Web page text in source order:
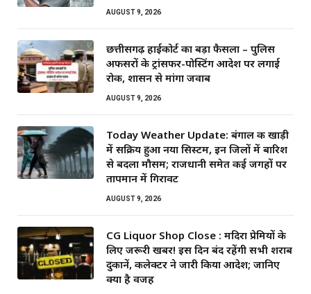
AUGUST 9, 2026
छत्तीसगढ़ हाईकोर्ट का बड़ा फैसला – पुलिस
अफसरों के ट्रांसफर-पोस्टिंग आदेश पर लगाई
रोक, शासन से मांगा जवाब
AUGUST 9, 2026
Today Weather Update: बंगाल की खाड़ी
में सक्रिय हुआ नया सिस्टम, इन जिलों में बारिश
से बदला मौसम; राजधानी समेत कई जगहों पर
तापमान में गिरावट
AUGUST 9, 2026
CG Liquor Shop Close : मदिरा प्रेमियों के
लिए जरूरी खबर! इस दिन बंद रहेंगी सभी शराब
दुकानें, कलेक्टर ने जारी किया आदेश; जानिए
क्या है वजह